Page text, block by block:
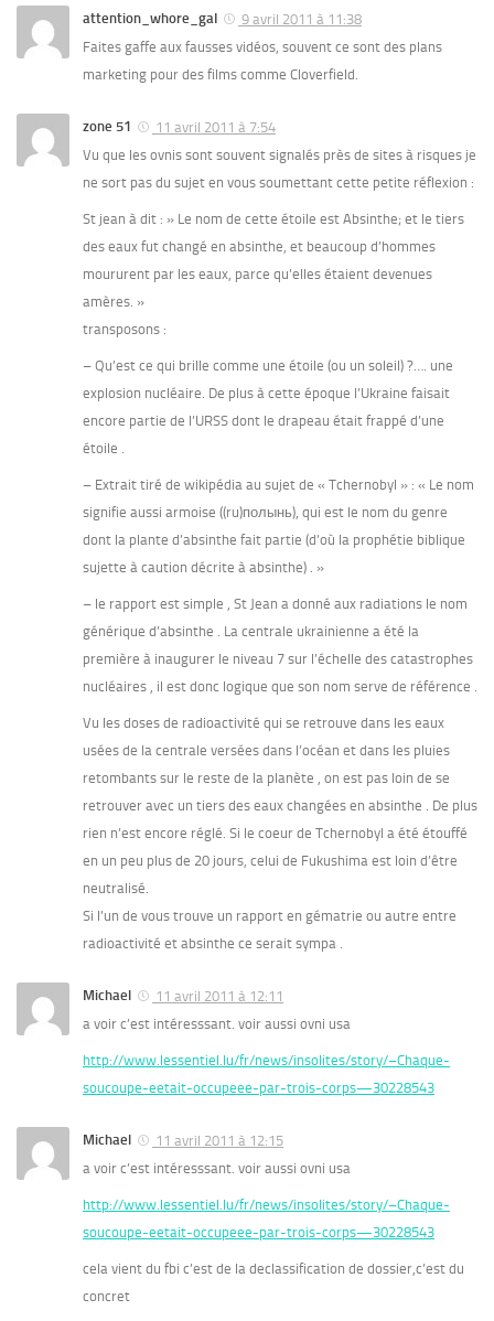
attention_whore_gaI
9 avril 2011 à 11:38
Faites gaffe aux fausses vidéos, souvent ce sont des plans
marketing pour des films comme Cloverfield.
zone 51
11 avril 2011 à 7:54
Vu que les ovnis sont souvent signalés près de sites à risques je
ne sort pas du sujet en vous soumettant cette petite réflexion :
St jean à dit : » Le nom de cette étoile est Absinthe; et le tiers
des eaux fut changé en absinthe, et beaucoup d’hommes
moururent par les eaux, parce qu’elles étaient devenues
amères. »
transposons :
– Qu’est ce qui brille comme une étoile (ou un soleil) ?…. une
explosion nucléaire. De plus à cette époque l’Ukraine faisait
encore partie de l’URSS dont le drapeau était frappé d’une
étoile .
– Extrait tiré de wikipédia au sujet de « Tchernobyl » : « Le nom
signifie aussi armoise ((ru)полынь), qui est le nom du genre
dont la plante d’absinthe fait partie (d’où la prophétie biblique
sujette à caution décrite à absinthe) . »
– le rapport est simple , St Jean a donné aux radiations le nom
générique d’absinthe . La centrale ukrainienne a été la
première à inaugurer le niveau 7 sur l’échelle des catastrophes
nucléaires , il est donc logique que son nom serve de référence .
Vu les doses de radioactivité qui se retrouve dans les eaux
usées de la centrale versées dans l’océan et dans les pluies
retombants sur le reste de la planète , on est pas loin de se
retrouver avec un tiers des eaux changées en absinthe . De plus
rien n’est encore réglé. Si le coeur de Tchernobyl a été étouffé
en un peu plus de 20 jours, celui de Fukushima est loin d’être
neutralisé.
Si l’un de vous trouve un rapport en gématrie ou autre entre
radioactivité et absinthe ce serait sympa .
Michael
11 avril 2011 à 12:11
a voir c’est intéresssant. voir aussi ovni usa
http://www.lessentiel.lu/fr/news/insolites/story/–Chaque-
soucoupe-eetait-occupeee-par-trois-corps—30228543
Michael
11 avril 2011 à 12:15
a voir c’est intéresssant. voir aussi ovni usa
http://www.lessentiel.lu/fr/news/insolites/story/–Chaque-
soucoupe-eetait-occupeee-par-trois-corps—30228543
cela vient du fbi c’est de la declassification de dossier,c’est du
concret